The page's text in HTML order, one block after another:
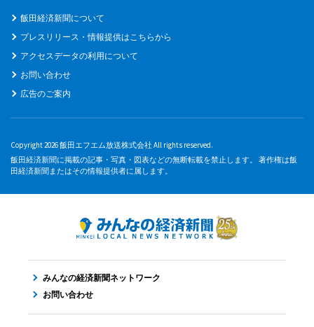
飯田経済新聞について
プレスリリース・情報提供はこちらから
アクセスデータの利用について
お問い合わせ
広告のご案内
Copyright 2026 飯田エフエム放送株式会社 All rights reserved.
飯田経済新聞に掲載の記事・写真・図表などの無断転載を禁止します。 著作権は飯
田経済新聞またはその情報提供者に属します。
みんなの経済新聞ネットワーク
お問い合わせ